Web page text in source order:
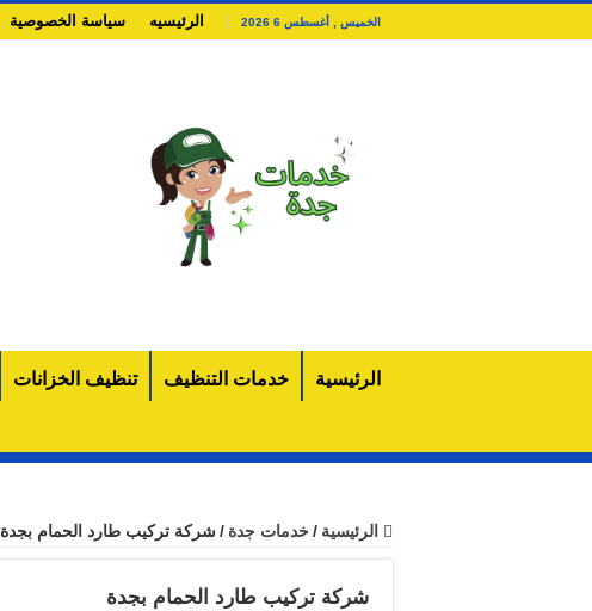
الخميس , أغسطس 6 2026 الرئيسيه سياسة الخصوصية
الرئيسية خدمات التنظيف تنظيف الخزانات
الرئيسية /خدمات جدة /شركة تركيب طارد الحمام بجدة
شركة تركيب طارد الحمام بجدة